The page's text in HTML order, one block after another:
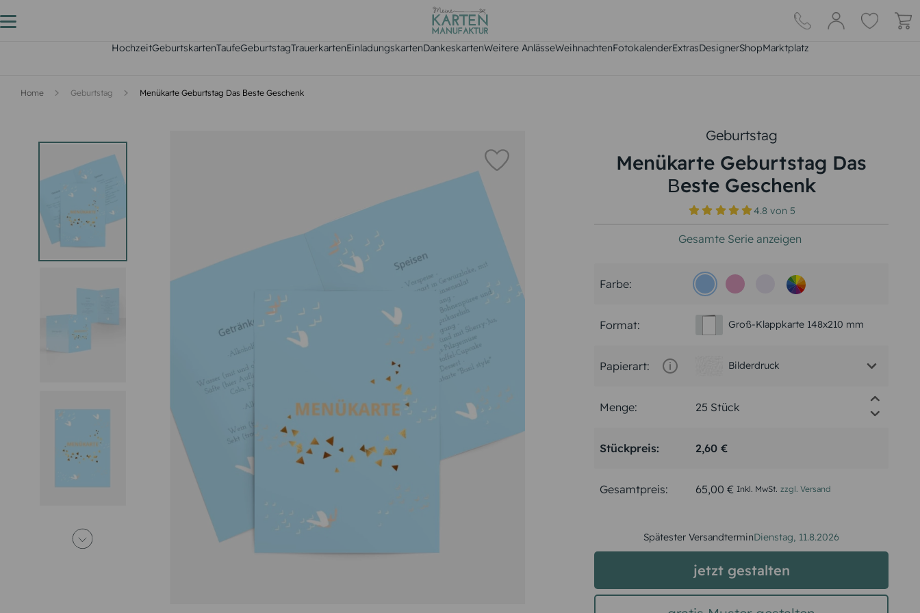
HochzeitGeburtskartenTaufeGeburtstagTrauerkartenEinladungskartenDankeskartenWeitere AnlässeWeihnachtenFotokalenderExtrasDesignerShopMarktplatz
Home Geburtstag Menükarte Geburtstag Das Вeste Geschenk
Geburtstag
Menükarte Geburtstag Das
Вeste Geschenk
4.8von 5
Gesamte Serie anzeigen
Farbe:
Format: Groß-Klappkarte 148x210 mm
Papierart: Bilderdruck
Menge:
Stückpreis: 2,60 €
Gesamtpreis: 65,00 € Inkl. MwSt. zzgl. Versand
Spätester VersandterminDienstag, 11.8.2026
jetzt gestalten